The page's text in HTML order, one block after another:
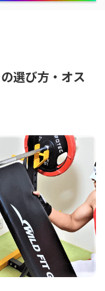
選び方・オス